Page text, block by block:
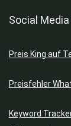
Social Media
Preis King auf
Preisfehler
Keyword